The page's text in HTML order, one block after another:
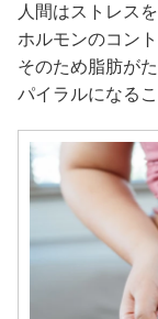
人間はストレス
ホルモンのコン
そのため脂肪が
パイラルになるこ